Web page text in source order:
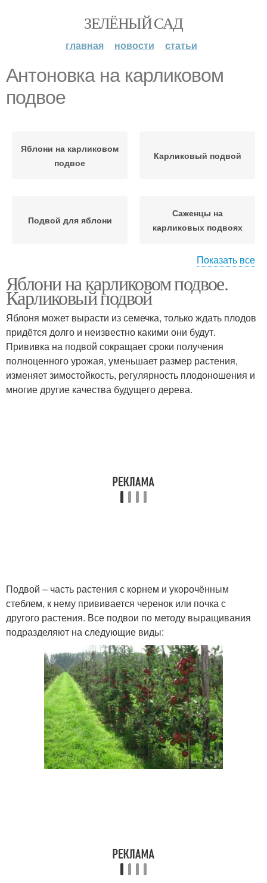
ЗЕЛЁНЫЙ САД
главная новости статьи
Антоновка на карликовом
подвое
Яблони на карликовом
подвое
Карликовый подвой
Подвой для яблони
Саженцы на
карликовых подвоях
карликовом подвое
Карликовый малыш
Яблони на
полукарликовом
подвое
Показать все
Яблони на карликовом подвое.
Карликовый подвой
Яблоня может вырасти из семечка, только ждать плодов
придётся долго и неизвестно какими они будут.
Прививка на подвой сокращает сроки получения
полноценного урожая, уменьшает размер растения,
изменяет зимостойкость, регулярность плодоношения и
многие другие качества будущего дерева.
Подвой – часть растения с корнем и укорочённым
стеблем, к нему прививается черенок или почка с
другого растения. Все подвои по методу выращивания
подразделяют на следующие виды: